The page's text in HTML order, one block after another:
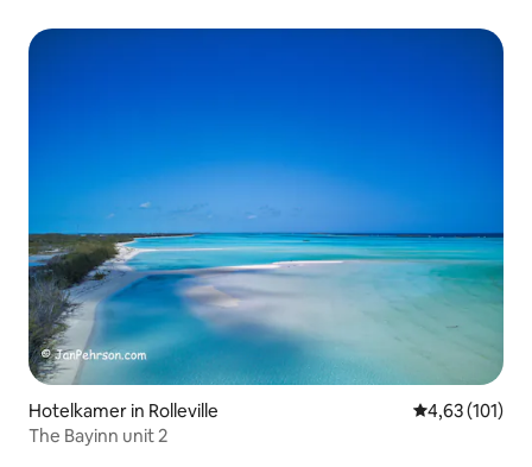
Hotelkamer in Rolleville Gemiddelde
4,63 (101)
The Bayinn unit 2